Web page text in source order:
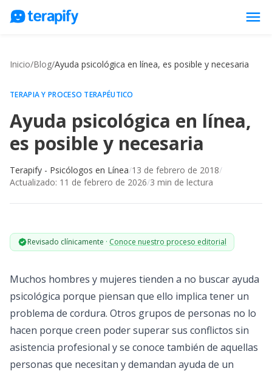
menu
Opiniones
Empresas
Preguntas frecuentes
Trabaja con nosotros
Inicio/Blog/Ayuda psicológica en línea, es posible y necesaria
TERAPIA Y PROCESO TERAPÉUTICO
Ayuda psicológica en línea,
es posible y necesaria
Terapify - Psicólogos en Línea/13 de febrero de 2018/
Actualizado: 11 de febrero de 2026/3 min de lectura
Revisado clínicamente · Conoce nuestro proceso editorial
Muchos hombres y mujeres tienden a no buscar ayuda
psicológica porque piensan que ello implica tener un
problema de cordura. Otros grupos de personas no lo
hacen porque creen poder superar sus conflictos sin
asistencia profesional y se conoce también de aquellas
personas que necesitan y demandan ayuda de un